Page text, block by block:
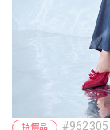
特價品